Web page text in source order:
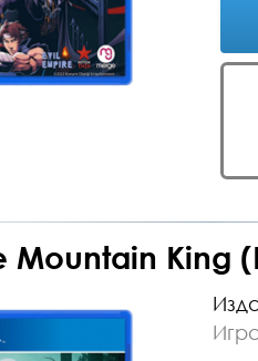
Mountain King